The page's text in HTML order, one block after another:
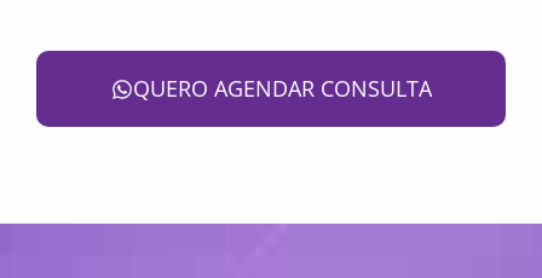
QUERO AGENDAR CONSULTA